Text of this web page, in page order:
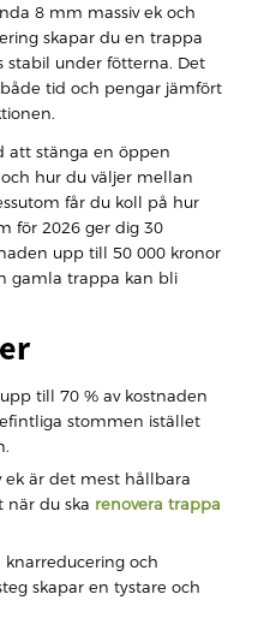
8 mm massiv ek och
skapar du en trappa
stabil under fötterna. Det
tid och pengar jämfört
att stänga en öppen
hur du väljer mellan
får du koll på hur
för 2026 ger dig 30
upp till 50 000 kronor
gamla trappa kan bli
till 70 % av kostnaden
stommen istället
ek är det mest hållbara
när du ska renovera trappa
knarreducering och
skapar en tystare och